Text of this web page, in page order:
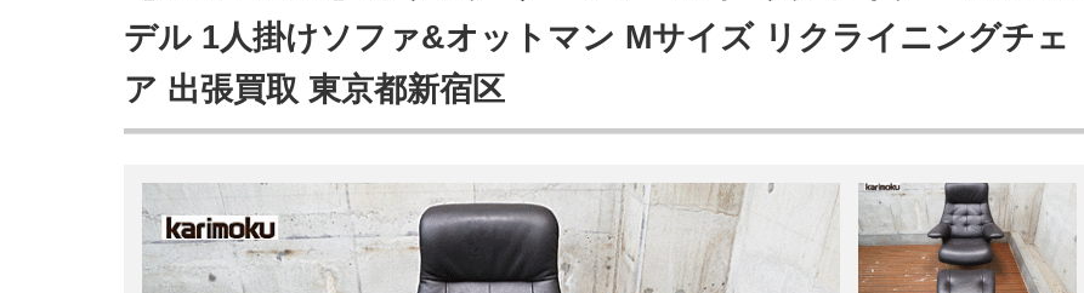
デル 1人掛けソファ&オットマン Mサイズ リクライニングチェ
ア 出張買取 東京都新宿区